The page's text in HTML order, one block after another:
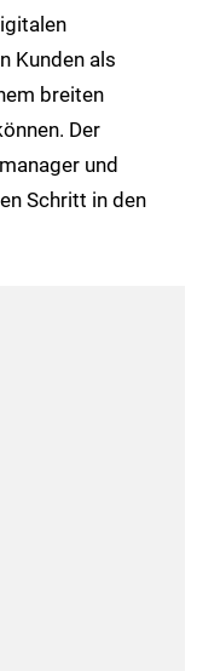
Kunden als
breiten
Der
und
Schritt in den